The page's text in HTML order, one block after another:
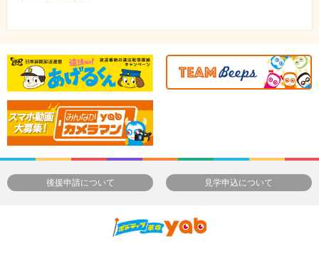
後援申請について 見学申込について